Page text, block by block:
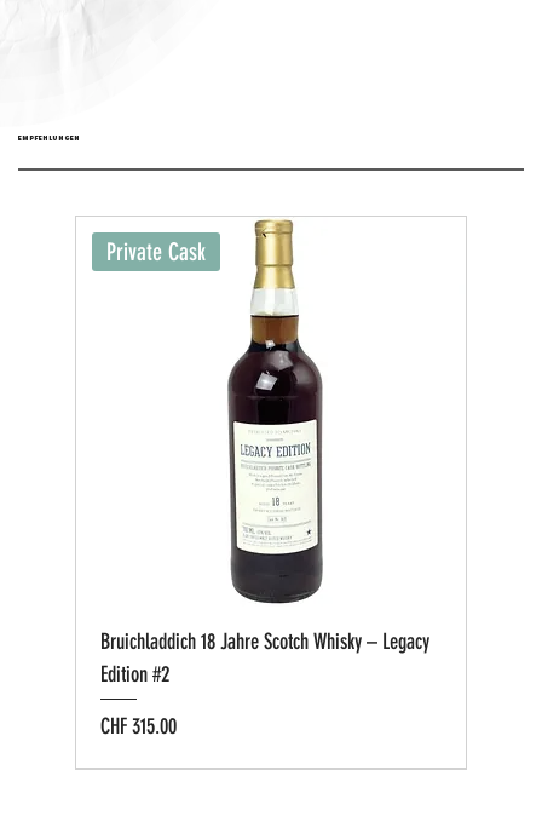
EMPFEHLUNGEN
Private Cask
Bruichladdich 18 Jahre Scotch Whisky – Legacy
Edition #2
Preis
CHF 315.00